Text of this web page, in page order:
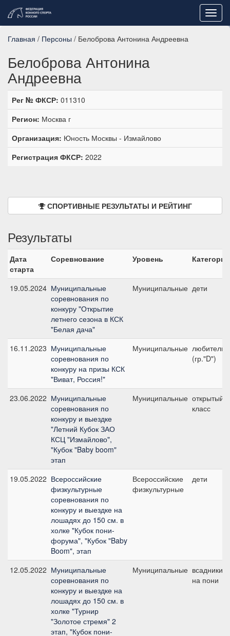
Главная / Персоны / Белоброва Антонина Андреевна
Белоброва Антонина
Андреевна
Рег № ФКСР: 011310
Регион: Москва г
Организация: Юность Москвы - Измайлово
Регистрация ФКСР: 2022
СПОРТИВНЫЕ РЕЗУЛЬТАТЫ И РЕЙТИНГ
Результаты
Дата
старта
Соревнование Уровень Категория
19.05.2024 Муниципальные
соревнования по
конкуру "Открытие
летнего сезона в КСК
"Белая дача"
Муниципальные дети
16.11.2023 Муниципальные
соревнования по
конкуру на призы КСК
"Виват, Россия!"
Муниципальные любители
(гр."D")
23.06.2022 Муниципальные
соревнования по
конкуру и выездке
"Летний Кубок ЗАО
КСЦ "Измайлово",
"Кубок "Baby boom"
этап
Муниципальные открытый
класс
19.05.2022 Всероссийские
физкультурные
соревнования по
конкуру и выездке на
лошадях до 150 см. в
холке "Кубок пони-
форума", "Кубок "Baby
Boom", этап
Всероссийские
физкультурные
дети
12.05.2022 Муниципальные
соревнования по
конкуру и выездке на
лошадях до 150 см. в
холке "Турнир
"Золотое стремя" 2
этап, "Кубок пони-
Муниципальные всадники
на пони